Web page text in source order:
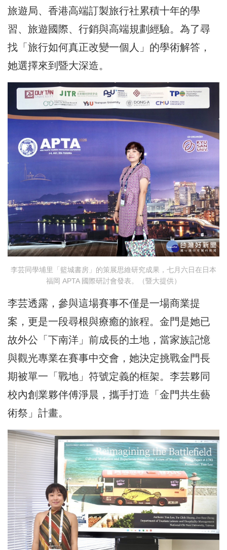
旅遊局、香港高端訂製旅行社累積十年的學
習、旅遊國際、行銷與高端規劃經驗。為了尋
找「旅行如何真正改變一個人」的學術解答，
她選擇來到暨大深造。
李芸同學埔里「籃城書房」的策展思維研究成果，七月六日在日本
福岡 APTA 國際研討會發表。（暨大提供）
李芸透露，參與這場賽事不僅是一場商業提
案，更是一段尋根與療癒的旅程。金門是她已
故外公「下南洋」前成長的土地，當家族記憶
與觀光專業在賽事中交會，她決定挑戰金門長
期被單一「戰地」符號定義的框架。李芸夥同
校內創業夥伴傅淨晨，攜手打造「金門共生藝
術祭」計畫。